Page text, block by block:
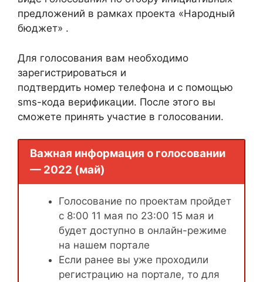
предложений в рамках проекта «Народный
бюджет» .
Для голосования вам необходимо
зарегистрироваться и
подтвердить номер телефона и с помощью
sms-кода верификации. После этого вы
сможете принять участие в голосовании.
Важная информация о голосовании
— 2022 (май)
Голосование по проектам пройдет
с 8:00 11 мая по 23:00 15 мая и
будет доступно в онлайн-режиме
на нашем портале
Если ранее вы уже проходили
регистрацию на портале, то для